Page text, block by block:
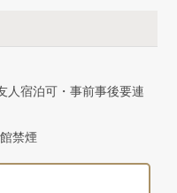
人宿泊可・事前事後要連
禁煙